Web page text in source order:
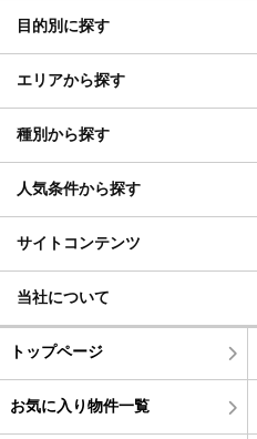
目的別に探す
エリアから探す
種別から探す
人気条件から探す
サイトコンテンツ
当社について
トップページ
お気に入り物件一覧